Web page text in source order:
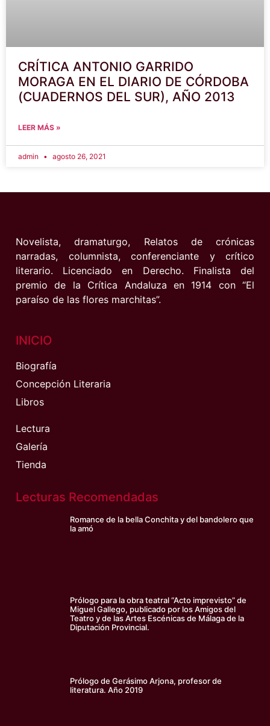
CRÍTICA ANTONIO GARRIDO
MORAGA EN EL DIARIO DE CÓRDOBA
(CUADERNOS DEL SUR), AÑO 2013
LEER MÁS »
admin agosto 26, 2021
Novelista, dramaturgo, Relatos de crónicas
narradas, columnista, conferenciante y crítico
literario. Licenciado en Derecho. Finalista del
premio de la Crítica Andaluza en 1914 con “El
paraíso de las flores marchitas”.
INICIO
Biografía
Concepción Literaria
Libros
Lectura
Galería
Tienda
Lecturas Recomendadas
Romance de la bella Conchita y del bandolero que
la amó
Prólogo para la obra teatral “Acto imprevisto” de
Miguel Gallego, publicado por los Amigos del
Teatro y de las Artes Escénicas de Málaga de la
Diputación Provincial.
Prólogo de Gerásimo Arjona, profesor de
literatura. Año 2019